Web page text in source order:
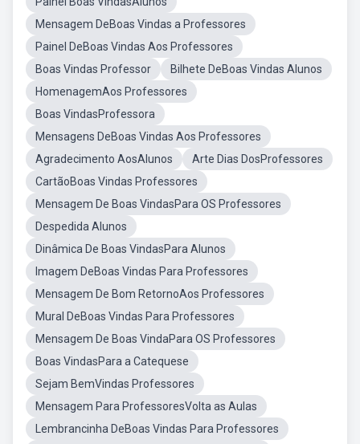
Mensagem DeBoas Vindas a Professores
Painel DeBoas Vindas Aos Professores
Boas Vindas Professor
Bilhete DeBoas Vindas Alunos
HomenagemAos Professores
Boas VindasProfessora
Mensagens DeBoas Vindas Aos Professores
Agradecimento AosAlunos
Arte Dias DosProfessores
CartãoBoas Vindas Professores
Mensagem De Boas VindasPara OS Professores
Despedida Alunos
Dinâmica De Boas VindasPara Alunos
Imagem DeBoas Vindas Para Professores
Mensagem De Bom RetornoAos Professores
Mural DeBoas Vindas Para Professores
Mensagem De Boas VindaPara OS Professores
Boas VindasPara a Catequese
Sejam BemVindas Professores
Mensagem Para ProfessoresVolta as Aulas
Lembrancinha DeBoas Vindas Para Professores